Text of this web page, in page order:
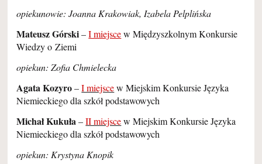
opiekunowie: Joanna Krakowiak, Izabela Pelplińska
Mateusz Górski–I miejscew Międzyszkolnym Konkursie
Wiedzy o Ziemi
opiekun: Zofia Chmielecka
Agata Kozyro–I miejscew Miejskim Konkursie Języka
Niemieckiego dla szkół podstawowych
Michał Kukuła–II miejscew Miejskim Konkursie Języka
Niemieckiego dla szkół podstawowych
opiekun: Krystyna Knopik